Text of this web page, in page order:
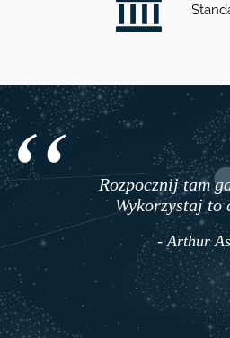
Rozpocznij tam
Wykorzystaj to
- Arthur